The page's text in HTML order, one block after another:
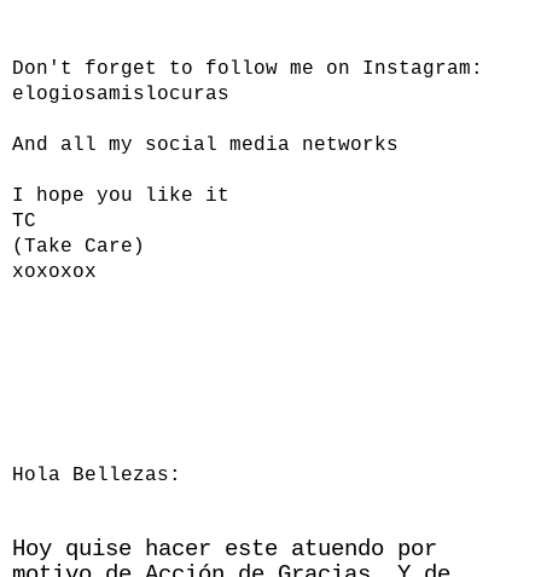
Don't forget to follow me on Instagram:
elogiosamislocuras
And all my social media networks
I hope you like it
TC
(Take Care)
xoxoxox
Hola Bellezas:
Hoy quise hacer este atuendo por